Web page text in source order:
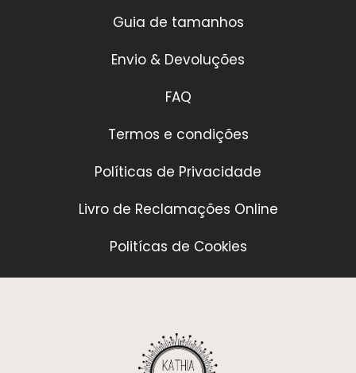
Guia de tamanhos
Envio & Devoluções
FAQ
Termos e condições
Políticas de Privacidade
Livro de Reclamações Online
Politícas de Cookies